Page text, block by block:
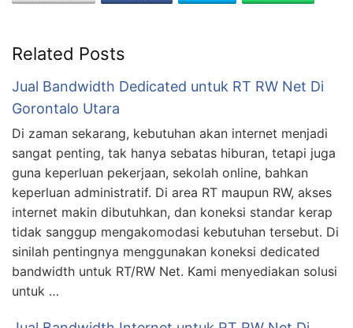
Related Posts
Jual Bandwidth Dedicated untuk RT RW Net Di
Gorontalo Utara
Di zaman sekarang, kebutuhan akan internet menjadi
sangat penting, tak hanya sebatas hiburan, tetapi juga
guna keperluan pekerjaan, sekolah online, bahkan
keperluan administratif. Di area RT maupun RW, akses
internet makin dibutuhkan, dan koneksi standar kerap
tidak sanggup mengakomodasi kebutuhan tersebut. Di
sinilah pentingnya menggunakan koneksi dedicated
bandwidth untuk RT/RW Net. Kami menyediakan solusi
untuk …